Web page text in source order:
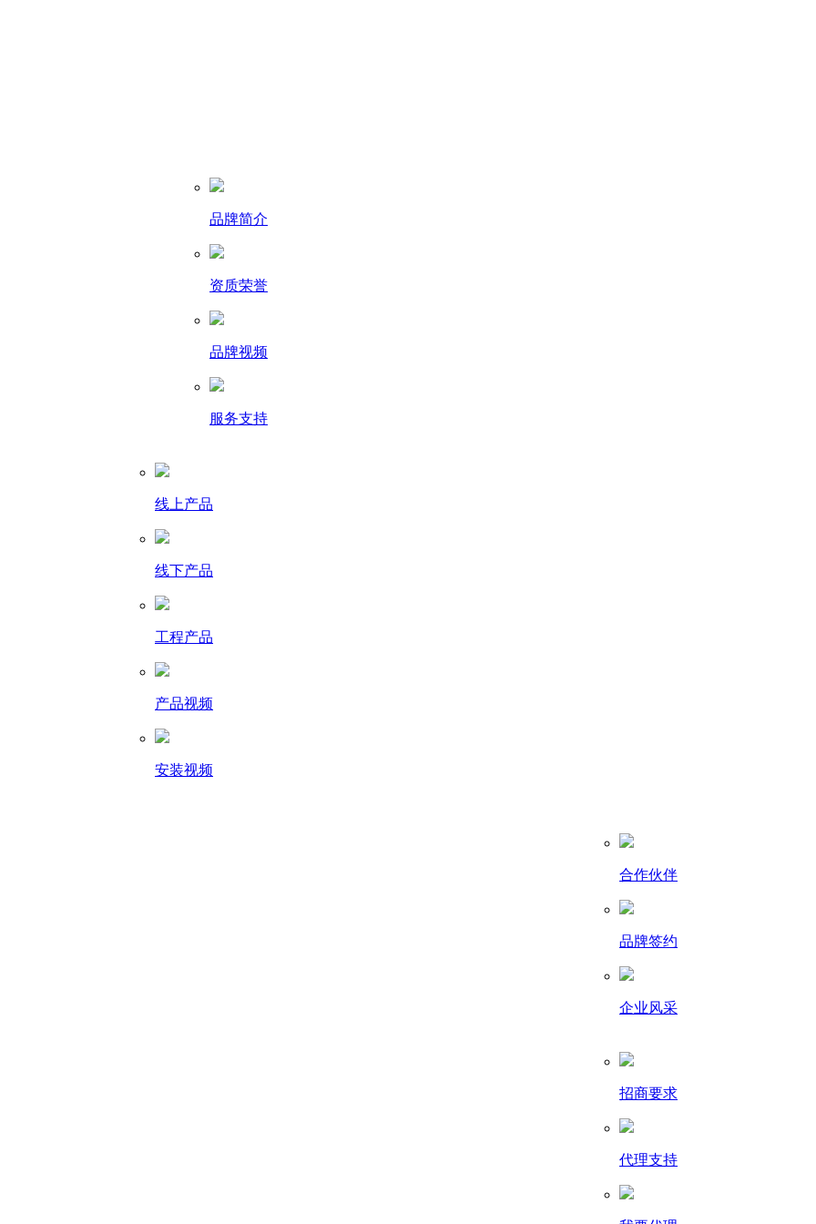
品牌简介
资质荣誉
品牌视频
服务支持
线上产品
线下产品
工程产品
产品视频
安装视频
合作伙伴
品牌签约
企业风采
招商要求
代理支持